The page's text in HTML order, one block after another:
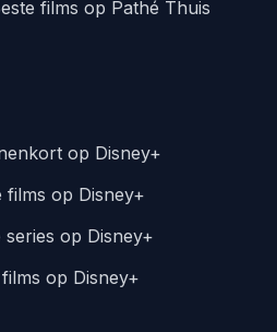
films op Pathé Thuis
op Disney+
films op Disney+
series op Disney+
op Disney+